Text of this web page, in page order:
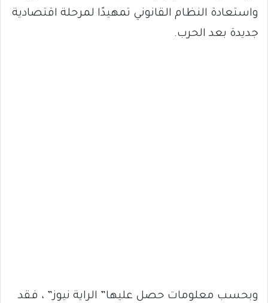
واستعادة النظام القانوني تمهيدًا لمرحلة اقتصادية
جديدة بعد الحرب.
وبحسب معلومات حصل عليها” الراية نيوز” ، فقد